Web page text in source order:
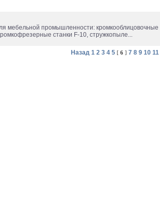
мебельной промышленности: кромкооблицовочные
станки F-10, стружкопыле...
Назад 1 2 3 4 5 [ 6 ] 7 8 9 10 11